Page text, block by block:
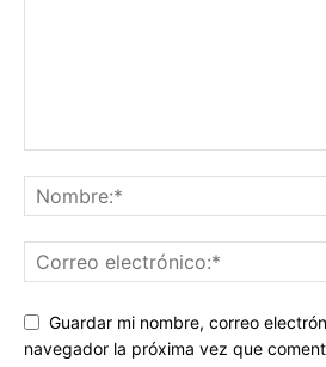
Guardar mi nombre, correo
navegador la próxima vez que